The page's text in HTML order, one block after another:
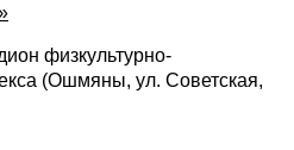
физкультурно-
(Ошмяны, ул. Советская,